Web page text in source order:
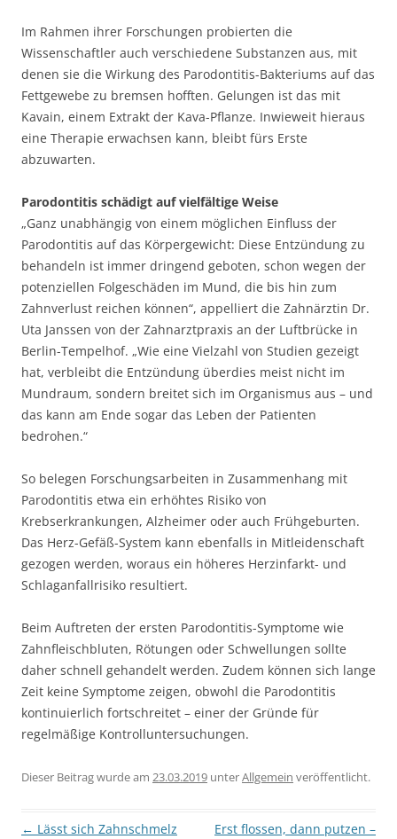
Im Rahmen ihrer Forschungen probierten die
Wissenschaftler auch verschiedene Substanzen aus, mit
denen sie die Wirkung des Parodontitis-Bakteriums auf das
Fettgewebe zu bremsen hofften. Gelungen ist das mit
Kavain, einem Extrakt der Kava-Pflanze. Inwieweit hieraus
eine Therapie erwachsen kann, bleibt fürs Erste
abzuwarten.
Parodontitis schädigt auf vielfältige Weise
„Ganz unabhängig von einem möglichen Einfluss der
Parodontitis auf das Körpergewicht: Diese Entzündung zu
behandeln ist immer dringend geboten, schon wegen der
potenziellen Folgeschäden im Mund, die bis hin zum
Zahnverlust reichen können“, appelliert die Zahnärztin Dr.
Uta Janssen von der Zahnarztpraxis an der Luftbrücke in
Berlin-Tempelhof. „Wie eine Vielzahl von Studien gezeigt
hat, verbleibt die Entzündung überdies meist nicht im
Mundraum, sondern breitet sich im Organismus aus – und
das kann am Ende sogar das Leben der Patienten
bedrohen.“
So belegen Forschungsarbeiten in Zusammenhang mit
Parodontitis etwa ein erhöhtes Risiko von
Krebserkrankungen, Alzheimer oder auch Frühgeburten.
Das Herz-Gefäß-System kann ebenfalls in Mitleidenschaft
gezogen werden, woraus ein höheres Herzinfarkt- und
Schlaganfallrisiko resultiert.
Beim Auftreten der ersten Parodontitis-Symptome wie
Zahnfleischbluten, Rötungen oder Schwellungen sollte
daher schnell gehandelt werden. Zudem können sich lange
Zeit keine Symptome zeigen, obwohl die Parodontitis
kontinuierlich fortschreitet – einer der Gründe für
regelmäßige Kontrolluntersuchungen.
Dieser Beitrag wurde am 23.03.2019 unterAllgemein veröffentlicht.
Beitragsnavigation
← Lässt sich Zahnschmelz
Erst flossen, dann putzen –